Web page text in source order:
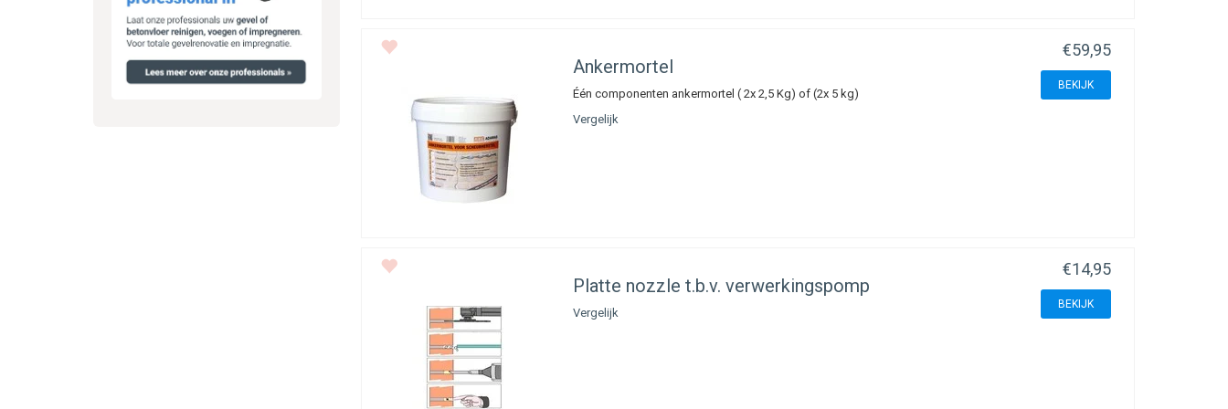
Trillingen in de grond veroorzaakt door bijvoorbeeld zware verkeersbelasting of aardschokken;
Wegspoelen van grond onder de fundering;
Funderingsproblematiek zoals doorgerotte funderingen of veranderingen in grondwaterhoogte.
Uitvoering muurherstel
De verankeringen wordt van buitenaf bevestigd om overlast voor bewoners/eigenaren te minimaliseren. Om
de reparatie compleet te maken en zo zorgvuldig mogelijk te voltooien, worden gaten en scheuren afgewerkt
De spouwankers en Air Twist renovatie spouwankers zijn spiraalvormige RVS ankers waarmee het binnen- en
buitenblad aan elkaar verbonden wordt. De ankers zijn ontworpen om met evenredige snijlijn te verankeren, de
anker baant zich een natuurlijke weg in de meeste gevelmaterialen. Het spouwanker wordt door een SDS tool
met hamerslag in een voorgeboord gat gedreven. De montage van het spouwanker is snel en eenvoudig
Ankermortel
Één componenten ankermortel ( 2x 2,5 Kg) of (2x 5 kg)
Vergelijk
€59,95
BEKIJK
Platte nozzle t.b.v. verwerkingspomp
Vergelijk
€14,95
BEKIJK